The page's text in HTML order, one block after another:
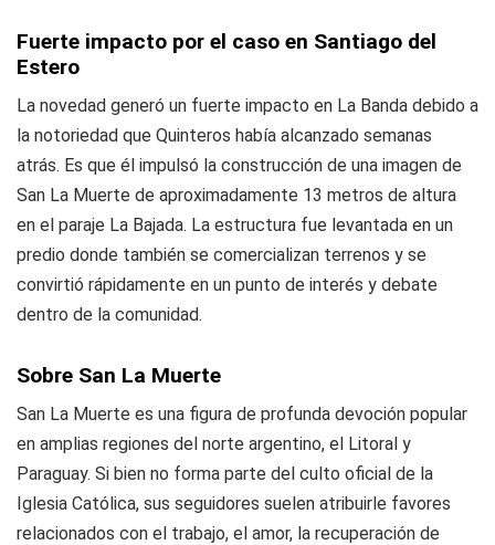
Fuerte impacto por el caso en Santiago del
Estero
La novedad generó un fuerte impacto en La Banda debido a
la notoriedad que Quinteros había alcanzado semanas
atrás. Es que él impulsó la construcción de una imagen de
San La Muerte de aproximadamente 13 metros de altura
en el paraje La Bajada. La estructura fue levantada en un
predio donde también se comercializan terrenos y se
convirtió rápidamente en un punto de interés y debate
dentro de la comunidad.
Sobre San La Muerte
San La Muerte es una figura de profunda devoción popular
en amplias regiones del norte argentino, el Litoral y
Paraguay. Si bien no forma parte del culto oficial de la
Iglesia Católica, sus seguidores suelen atribuirle favores
relacionados con el trabajo, el amor, la recuperación de